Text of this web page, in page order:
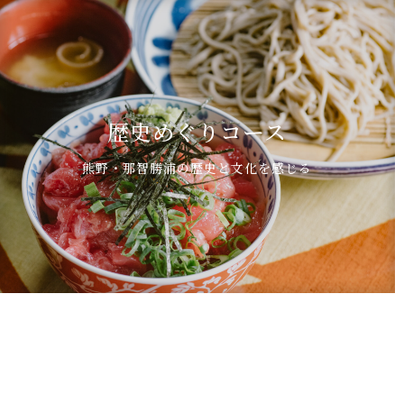
歴史めぐりコース
熊野・那智勝浦の歴史と文化を感じる